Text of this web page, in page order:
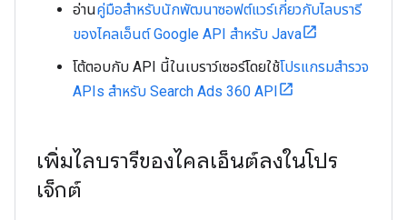
อ่านคู่มือสำหรับนักพัฒนาซอฟต์แวร์เกี่ยวกับไลบรารี
ของไคลเอ็นต์ Google API สำหรับ Java
โต้ตอบกับ API นี้ในเบราว์เซอร์โดยใช้โปรแกรมสำรวจ
APIs สําหรับ Search Ads 360 API
เพิ่มไลบรารีของไคลเอ็นต์ลงในโปร
เจ็กต์